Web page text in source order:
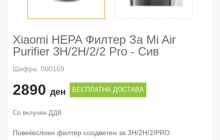
Xiaomi HEPA Филтер За Mi Air
Purifier 3H/2H/2/2 Pro - Сив
Шифра: 000169
2890 ден БЕСПЛАТНА ДОСТАВА
Со вклучен ДДВ
Повеќеслоен филтер соодветен за 3H/2H/2/PRO